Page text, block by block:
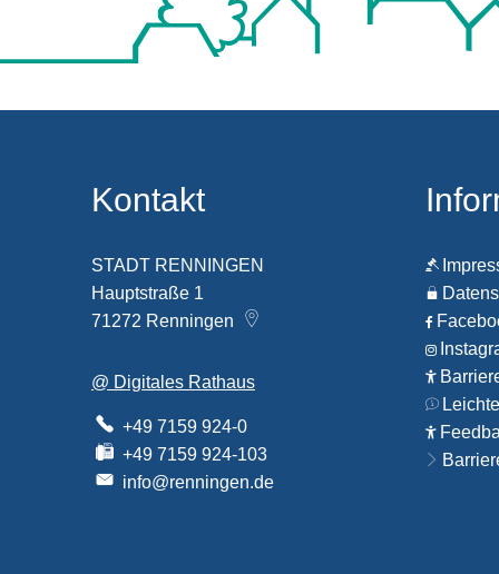
Kontakt
STADT RENNINGEN
Hauptstraße 1
71272 Renningen
@ Digitales Rathaus
+49 7159 924-0
+49 7159 924-103
info@renningen.de